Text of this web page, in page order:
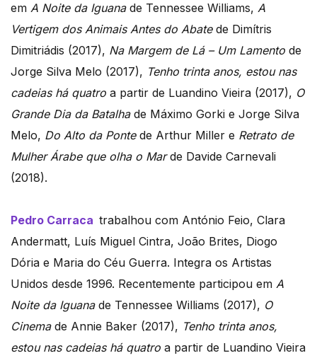
em A Noite da Iguanade Tennessee Williams, A
Vertigem dos Animais Antes do Abatede Dimítris
Dimitriádis (2017), Na Margem de Lá – Um Lamento de
Jorge Silva Melo (2017), Tenho trinta anos, estou nas
cadeias há quatro a partir de Luandino Vieira (2017), O
Grande Dia da Batalhade Máximo Gorki e Jorge Silva
Melo, Do Alto da Pontede Arthur Miller e Retrato de
Mulher Árabe que olha o Marde Davide Carnevali
(2018).
Pedro Carraca trabalhou com António Feio, Clara
Andermatt, Luís Miguel Cintra, João Brites, Diogo
Dória e Maria do Céu Guerra. Integra os Artistas
Unidos desde 1996. Recentemente participou em A
Noite da Iguana de Tennessee Williams (2017), O
Cinema de Annie Baker (2017), Tenho trinta anos,
estou nas cadeias há quatro a partir de Luandino Vieira